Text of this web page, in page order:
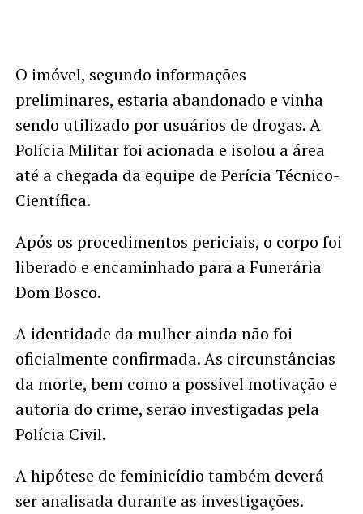
O imóvel, segundo informações
preliminares, estaria abandonado e vinha
sendo utilizado por usuários de drogas. A
Polícia Militar foi acionada e isolou a área
até a chegada da equipe de Perícia Técnico-
Científica.
Após os procedimentos periciais, o corpo foi
liberado e encaminhado para a Funerária
Dom Bosco.
A identidade da mulher ainda não foi
oficialmente confirmada. As circunstâncias
da morte, bem como a possível motivação e
autoria do crime, serão investigadas pela
Polícia Civil.
A hipótese de feminicídio também deverá
ser analisada durante as investigações.